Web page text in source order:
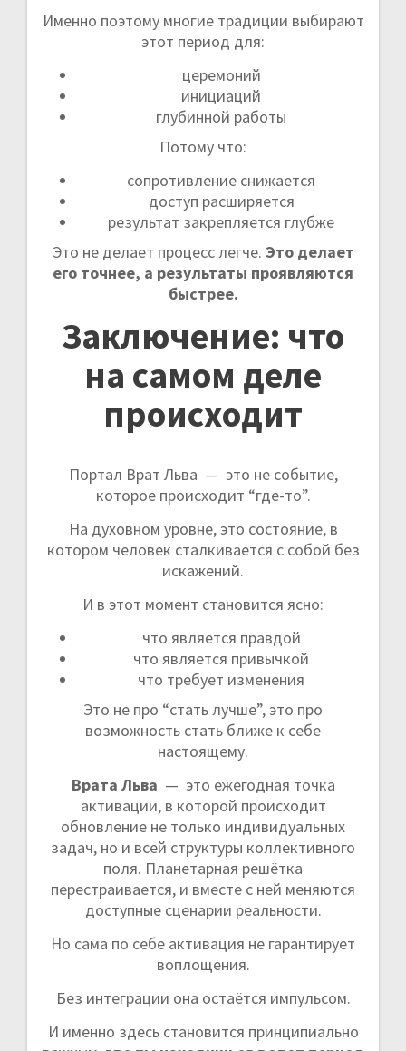
Именно поэтому многие традиции выбирают
этот период для:
церемоний
инициаций
глубинной работы
Потому что:
сопротивление снижается
доступ расширяется
результат закрепляется глубже
Это не делает процесс легче. Это делает
его точнее, а результаты проявляются
быстрее.
Заключение: что
на самом деле
происходит
Портал Врат Льва — это не событие,
которое происходит “где-то”.
На духовном уровне, это состояние, в
котором человек сталкивается с собой без
искажений.
И в этот момент становится ясно:
что является правдой
что является привычкой
что требует изменения
Это не про “стать лучше”, это про
возможность стать ближе к себе
настоящему.
Врата Льва — это ежегодная точка
активации, в которой происходит
обновление не только индивидуальных
задач, но и всей структуры коллективного
поля. Планетарная решётка
перестраивается, и вместе с ней меняются
доступные сценарии реальности.
Но сама по себе активация не гарантирует
воплощения.
Без интеграции она остаётся импульсом.
И именно здесь становится принципиально